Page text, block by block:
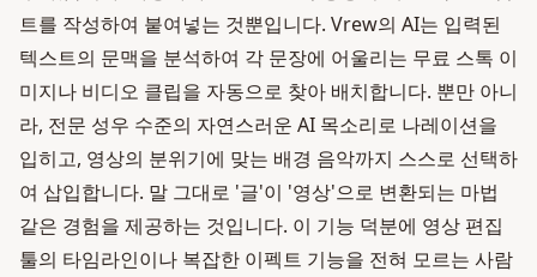
트를 작성하여 붙여넣는 것뿐입니다. Vrew의 AI는 입력된
텍스트의 문맥을 분석하여 각 문장에 어울리는 무료 스톡 이
미지나 비디오 클립을 자동으로 찾아 배치합니다. 뿐만 아니
라, 전문 성우 수준의 자연스러운 AI 목소리로 나레이션을
입히고, 영상의 분위기에 맞는 배경 음악까지 스스로 선택하
여 삽입합니다. 말 그대로 '글'이 '영상'으로 변환되는 마법
같은 경험을 제공하는 것입니다. 이 기능 덕분에 영상 편집
툴의 타임라인이나 복잡한 이펙트 기능을 전혀 모르는 사람